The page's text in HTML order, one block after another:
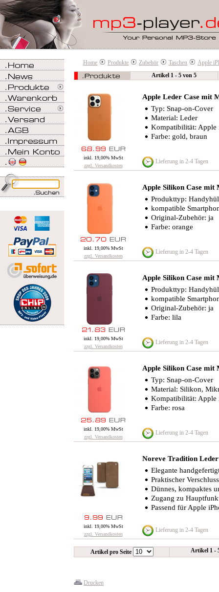
Home Produkte Zubehör Taschen
Apple
Artikel 1 - 5 von 5
Apple Leder Case mit
Typ: Snap-on-Cover
Material: Leder
Kompatibilität: Apple
Farbe: gold, braun
inkl. 19,00% MwSt
zzgl. Versandkosten
Lieferung in 2-4 Tagen
Apple Silikon Case mit
Produkttyp:
kompatible
Original-Zubehör: ja
Farbe: orange
inkl. 19,00% MwSt
zzgl. Versandkosten
Lieferung in 2-4 Tagen
Apple Silikon Case mit
Produkttyp:
kompatible
Original-Zubehör: ja
Farbe: lila
inkl. 19,00% MwSt
zzgl. Versandkosten
Lieferung in 2-4 Tagen
Apple Silikon Case mit
Typ: Snap-on-Cover
Material: Silikon,
Kompatibilität: Apple
Farbe: rosa
inkl. 19,00% MwSt
zzgl. Versandkosten
Lieferung in 2-4 Tagen
Noreve Tradition
Elegante
Praktischer
Dünnes, kompaktes
Zugang zu
Passend für Apple
inkl. 19,00% MwSt
zzgl. Versandkosten
Lieferung in 2-4 Tagen
Artikel pro Seite Artikel 1 -
Drucken